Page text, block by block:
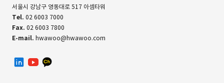
서울시 강남구 영동대로 517 아셈타워
Tel. 02 6003 7000
Fax. 02 6003 7800
E-mail. hwawoo@hwawoo.com